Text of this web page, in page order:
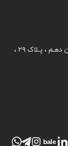
bale
پاســداران ، خـیـابـان پـایـدار فـرد ، نـبـش بـوسـتـان دهـم ، پـلاک ۲۹ ،